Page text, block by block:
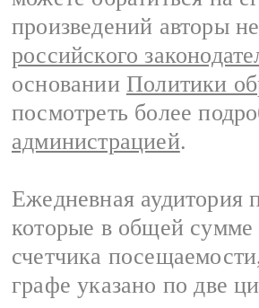
произведений авторы
российского
основании Политики
посмотреть более
администрацией.
Ежедневная аудитория
которые в общей
счетчика
графе указано по две